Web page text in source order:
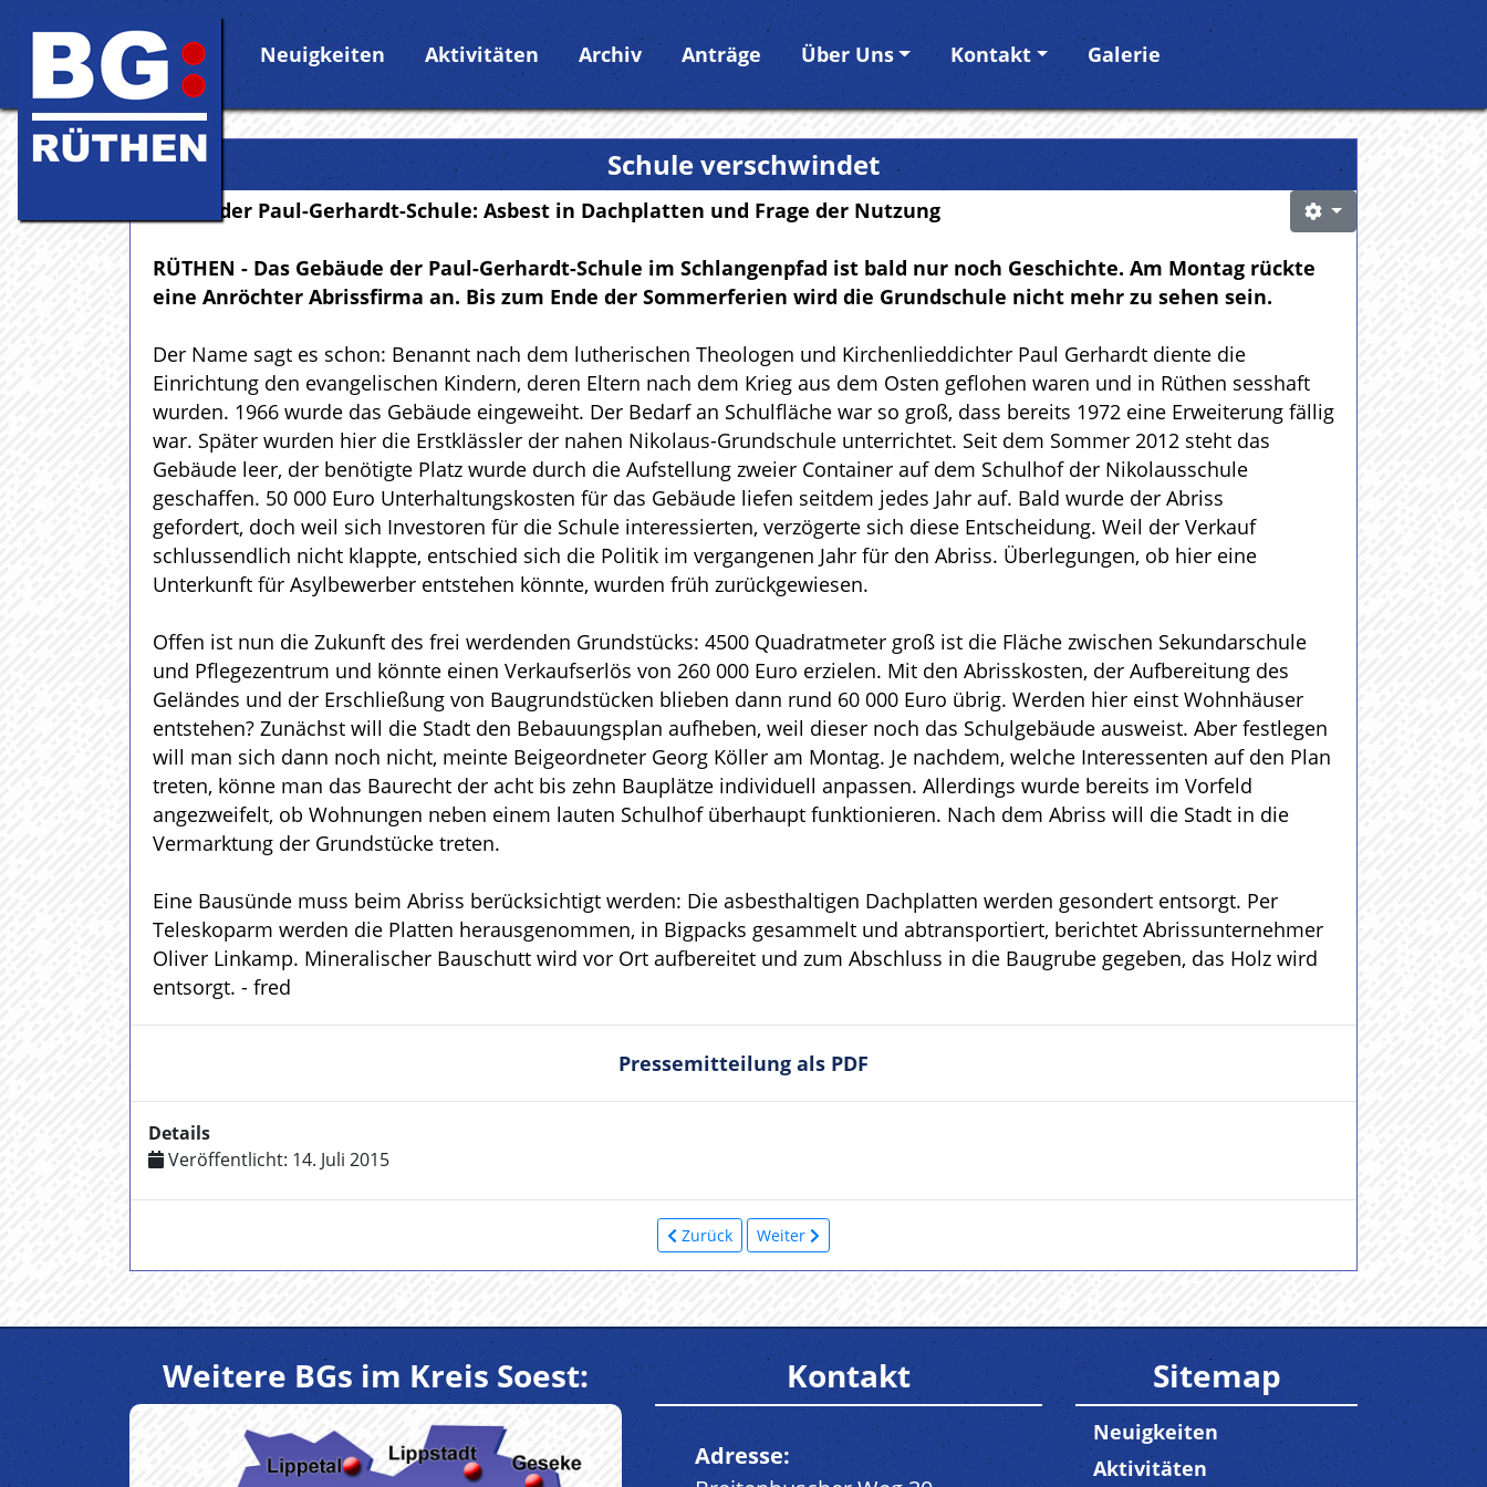
Neuigkeiten Aktivitäten Archiv Anträge Über Uns Kontakt Galerie
Schule verschwindet
Abriss der Paul-Gerhardt-Schule: Asbest in Dachplatten und Frage der Nutzung
RÜTHEN - Das Gebäude der Paul-Gerhardt-Schule im Schlangenpfad ist bald nur noch Geschichte. Am Montag rückte
eine Anröchter Abrissfirma an. Bis zum Ende der Sommerferien wird die Grundschule nicht mehr zu sehen sein.
Der Name sagt es schon: Benannt nach dem lutherischen Theologen und Kirchenlieddichter Paul Gerhardt diente die
Einrichtung den evangelischen Kindern, deren Eltern nach dem Krieg aus dem Osten geflohen waren und in Rüthen sesshaft
wurden. 1966 wurde das Gebäude eingeweiht. Der Bedarf an Schulfläche war so groß, dass bereits 1972 eine Erweiterung fällig
war. Später wurden hier die Erstklässler der nahen Nikolaus-Grundschule unterrichtet. Seit dem Sommer 2012 steht das
Gebäude leer, der benötigte Platz wurde durch die Aufstellung zweier Container auf dem Schulhof der Nikolausschule
geschaffen. 50 000 Euro Unterhaltungskosten für das Gebäude liefen seitdem jedes Jahr auf. Bald wurde der Abriss
gefordert, doch weil sich Investoren für die Schule interessierten, verzögerte sich diese Entscheidung. Weil der Verkauf
schlussendlich nicht klappte, entschied sich die Politik im vergangenen Jahr für den Abriss. Überlegungen, ob hier eine
Unterkunft für Asylbewerber entstehen könnte, wurden früh zurückgewiesen.
Offen ist nun die Zukunft des frei werdenden Grundstücks: 4500 Quadratmeter groß ist die Fläche zwischen Sekundarschule
und Pflegezentrum und könnte einen Verkaufserlös von 260 000 Euro erzielen. Mit den Abrisskosten, der Aufbereitung des
Geländes und der Erschließung von Baugrundstücken blieben dann rund 60 000 Euro übrig. Werden hier einst Wohnhäuser
entstehen? Zunächst will die Stadt den Bebauungsplan aufheben, weil dieser noch das Schulgebäude ausweist. Aber festlegen
will man sich dann noch nicht, meinte Beigeordneter Georg Köller am Montag. Je nachdem, welche Interessenten auf den Plan
treten, könne man das Baurecht der acht bis zehn Bauplätze individuell anpassen. Allerdings wurde bereits im Vorfeld
angezweifelt, ob Wohnungen neben einem lauten Schulhof überhaupt funktionieren. Nach dem Abriss will die Stadt in die
Vermarktung der Grundstücke treten.
Eine Bausünde muss beim Abriss berücksichtigt werden: Die asbesthaltigen Dachplatten werden gesondert entsorgt. Per
Teleskoparm werden die Platten herausgenommen, in Bigpacks gesammelt und abtransportiert, berichtet Abrissunternehmer
Oliver Linkamp. Mineralischer Bauschutt wird vor Ort aufbereitet und zum Abschluss in die Baugrube gegeben, das Holz wird
entsorgt. - fred
Pressemitteilung als PDF
Details
Veröffentlicht: 14. Juli 2015
Zurück Weiter
Weitere BGs im Kreis Soest: Kontakt
Adresse:
Sitemap
Neuigkeiten
Aktivitäten